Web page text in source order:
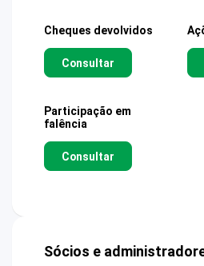
Cheques devolvidos
Consultar
Participação em
falência
Consultar
Sócios e